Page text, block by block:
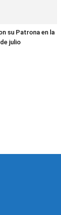
su Patrona en la
julio